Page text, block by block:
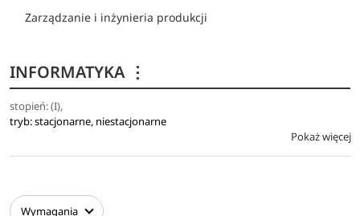
INFORMATYKA ⋮
stopień: (I),
tryb: stacjonarne, niestacjonarne
Pokaż więcej
Wymagania
Zarządzanie i inżynieria produkcji